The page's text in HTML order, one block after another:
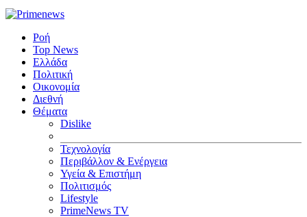
Ροή
Top News
Ελλάδα
Πολιτική
Οικονομία
Διεθνή
Θέματα
Dislike
Τεχνολογία
Περιβάλλον & Ενέργεια
Υγεία & Επιστήμη
Πολιτισμός
Lifestyle
PrimeNews TV